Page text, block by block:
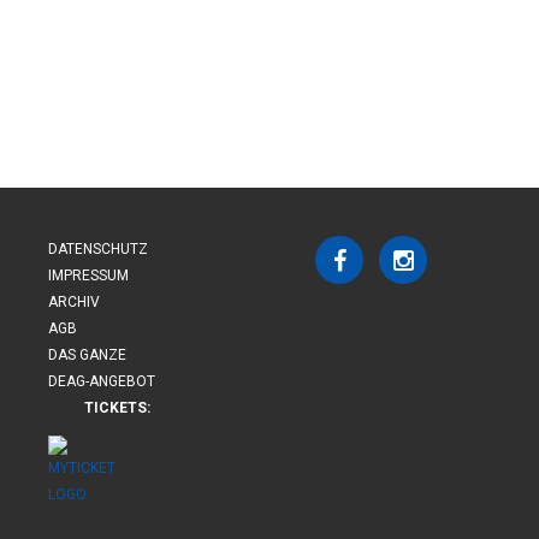
DATENSCHUTZ
IMPRESSUM
ARCHIV
AGB
DAS GANZE
DEAG-ANGEBOT
TICKETS: